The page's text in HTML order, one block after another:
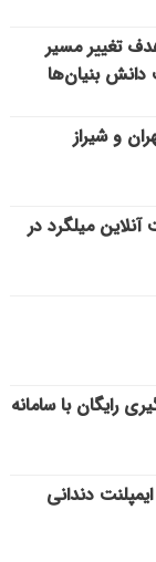
تغییر مسیر
بنیان‌ها
و شیراز
میلگرد در
رایگان با سامانه
دندانی